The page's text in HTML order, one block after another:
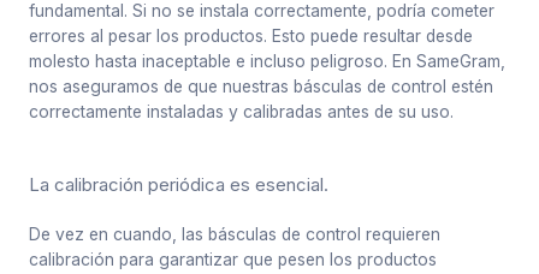
fundamental. Si no se instala correctamente, podría cometer
errores al pesar los productos. Esto puede resultar desde
molesto hasta inaceptable e incluso peligroso. En SameGram,
nos aseguramos de que nuestras básculas de control estén
correctamente instaladas y calibradas antes de su uso.
La calibración periódica es esencial.
De vez en cuando, las básculas de control requieren
calibración para garantizar que pesen los productos